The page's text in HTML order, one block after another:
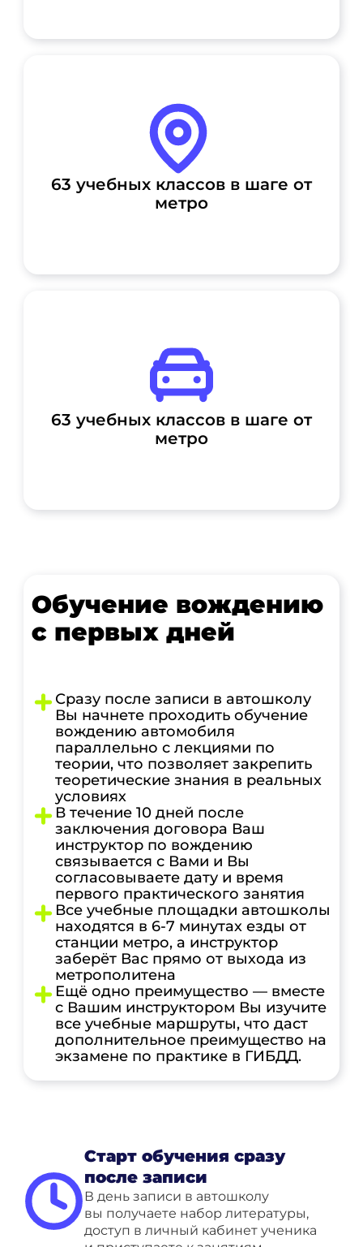
63 учебных классов в шаге от
метро
63 учебных классов в шаге от
метро
Обучение вождению
с первых дней
Сразу после записи в автошколу
Вы начнете проходить обучение
вождению автомобиля
параллельно с лекциями по
теории, что позволяет закрепить
теоретические знания в реальных
условиях
В течение 10 дней после
заключения договора Ваш
инструктор по вождению
связывается с Вами и Вы
согласовываете дату и время
первого практического занятия
Все учебные площадки автошколы
находятся в 6-7 минутах езды от
станции метро, а инструктор
заберёт Вас прямо от выхода из
метрополитена
Ещё одно преимущество — вместе
с Вашим инструктором Вы изучите
все учебные маршруты, что даст
дополнительное преимущество на
экзамене по практике в ГИБДД.
Старт обучения сразу
после записи
В день записи в автошколу
вы получаете набор литературы,
доступ в личный кабинет ученика